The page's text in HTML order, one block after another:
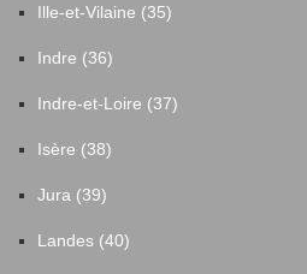
Ille-et-Vilaine (35)
Indre (36)
Indre-et-Loire (37)
Isère (38)
Jura (39)
Landes (40)